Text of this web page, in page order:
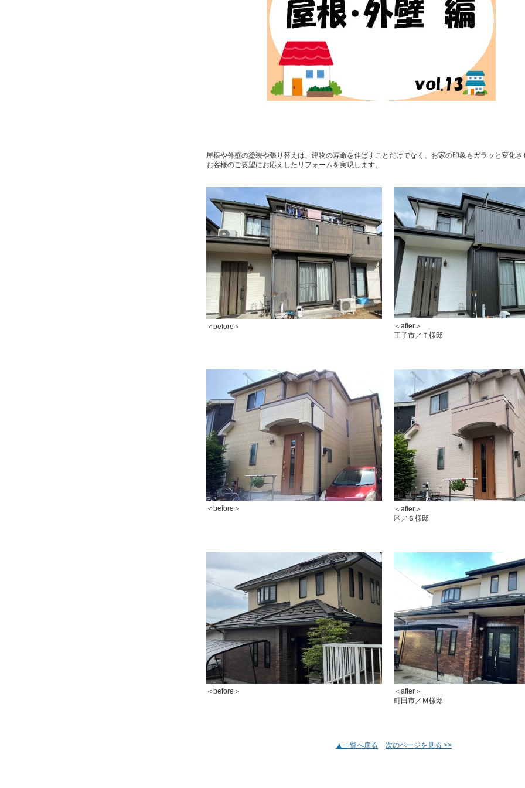
屋根や外壁の塗装や張り替えは、建物の寿命を伸ばすことだけでなく、お家の印象もガラッと変化さ
お客様のご要望にお応えしたリフォームを実現します。
＜before＞
＜after
王子市／Ｔ様邸
＜before＞
＜after＞ 相模原
区／Ｓ様邸
＜before＞
＜
町田市／Ｍ様邸
▲一覧へ戻る 次のページを見る >>